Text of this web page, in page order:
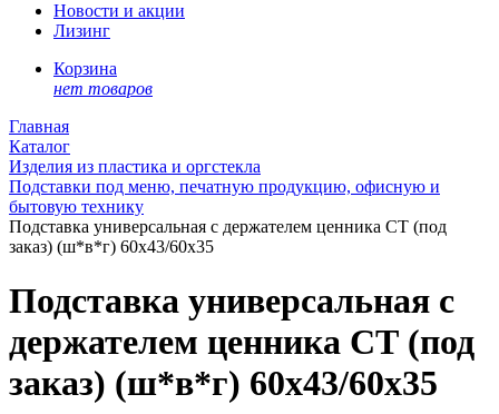
Новости и акции
Лизинг
Корзина
нет товаров
Главная
Каталог
Изделия из пластика и оргстекла
Подставки под меню, печатную продукцию, офисную и
бытовую технику
Подставка универсальная с держателем ценника СТ (под
заказ) (ш*в*г) 60х43/60х35
Подставка универсальная с
держателем ценника СТ (под
заказ) (ш*в*г) 60х43/60х35